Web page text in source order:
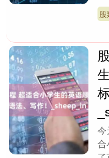
股
今
合